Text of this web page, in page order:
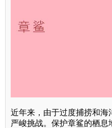
近年来，由于过度捕捞和海
严峻挑战。保护章鲨的栖